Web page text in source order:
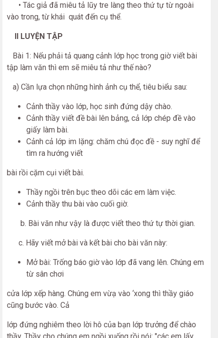
• Tác giả đã miêu tả lũy tre làng theo thứ tự từ ngoài
vào trong, từ khái quát đến cụ thể.
II LUYỆN TẬP
Bài 1: Nếu phải tả quang cảnh lớp học trong giờ viết bài
tập làm văn thì em sẽ miêu tả như thế nào?
a) Cần lựa chọn những hình ảnh cụ thể, tiêu biểu sau:
Cảnh thầy vào lớp, học sinh đứng dậy chào.
Cảnh thầy viết đề bài lên bảng, cả lớp chép đề vào
giấy làm bài.
Cảnh cả lớp im lặng: chăm chú đọc đề - suy nghĩ để
tìm ra hướng viết
bài rồi cặm cụi viết bài.
Thầy ngồi trên bục theo dõi các em làm việc.
Cảnh thầy thu bài vào cuối giờ.
b. Bài văn như vậy là được viết theo thứ tự thời gian.
c. Hãy viết mở bài và kết bài cho bài văn này:
Mở bài: Trống báo giờ vào lớp đã vang lên. Chúng em
từ sân chơi
cửa lớp xếp hàng. Chúng em vừạ vào ‘xong thì thầy giáo
cũng bước vào. Cả
lớp đứng nghiêm theo lời hô của bạn lớp trưởng để chào